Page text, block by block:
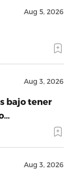
Aug 5, 2026
Aug 3, 2026
bajo tener
Aug 3, 2026